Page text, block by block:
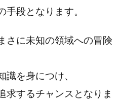
段となります。
さに未知の領域への冒険
識を身につけ、
求するチャンスとなりま